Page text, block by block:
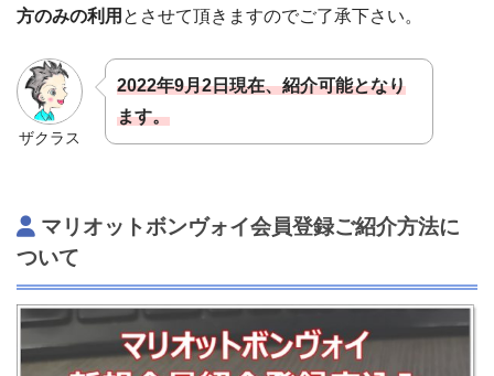
方のみの利用 とさせて頂きますのでご了承下さい。
ザクラス
2022年9月2日現在、紹介可能となり
ます。
マリオットボンヴォイ会員登録ご紹介方法に
ついて